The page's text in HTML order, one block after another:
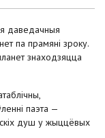
даведачныя
па прамяні зроку.
знаходзяцца
паэта —
душ у жыццёвых